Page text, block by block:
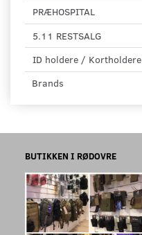
PRÆHOSPITAL
5.11 RESTSALG
ID holdere / Kortholdere
Brands
BUTIKKEN I RØDOVRE